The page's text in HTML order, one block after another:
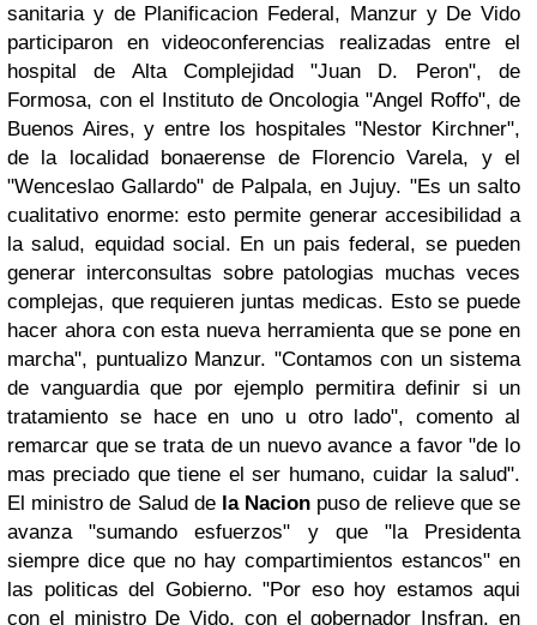
sanitaria y de Planificacion Federal, Manzur y De Vido
participaron en videoconferencias realizadas entre el
hospital de Alta Complejidad "Juan D. Peron", de
Formosa, con el Instituto de Oncologia "Angel Roffo", de
Buenos Aires, y entre los hospitales "Nestor Kirchner",
de la localidad bonaerense de Florencio Varela, y el
"Wenceslao Gallardo" de Palpala, en Jujuy. "Es un salto
cualitativo enorme: esto permite generar accesibilidad a
la salud, equidad social. En un pais federal, se pueden
generar interconsultas sobre patologias muchas veces
complejas, que requieren juntas medicas. Esto se puede
hacer ahora con esta nueva herramienta que se pone en
marcha", puntualizo Manzur. "Contamos con un sistema
de vanguardia que por ejemplo permitira definir si un
tratamiento se hace en uno u otro lado", comento al
remarcar que se trata de un nuevo avance a favor "de lo
mas preciado que tiene el ser humano, cuidar la salud".
El ministro de Salud de la Nacion puso de relieve que se
avanza "sumando esfuerzos" y que "la Presidenta
siempre dice que no hay compartimientos estancos" en
las politicas del Gobierno. "Por eso hoy estamos aqui
con el ministro De Vido, con el gobernador Insfran, en